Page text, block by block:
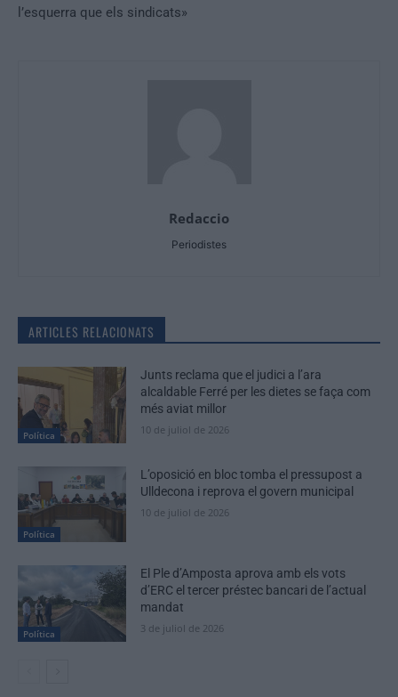
l’esquerra que els sindicats»
Redaccio
Periodistes
ARTICLES RELACIONATS
Política
Junts reclama que el judici a l’ara
alcaldable Ferré per les dietes se faça com
més aviat millor
10 de juliol de 2026
Política
L’oposició en bloc tomba el pressupost a
Ulldecona i reprova el govern municipal
10 de juliol de 2026
Política
El Ple d’Amposta aprova amb els vots
d’ERC el tercer préstec bancari de l’actual
mandat
3 de juliol de 2026